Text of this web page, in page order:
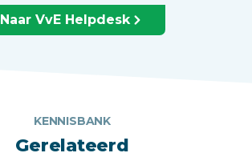
Naar VvE Helpdesk
KENNISBANK
Gerelateerd